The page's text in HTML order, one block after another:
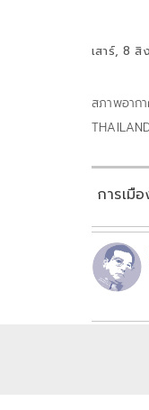
เสาร์, 8
สภาพอาก
การเมื